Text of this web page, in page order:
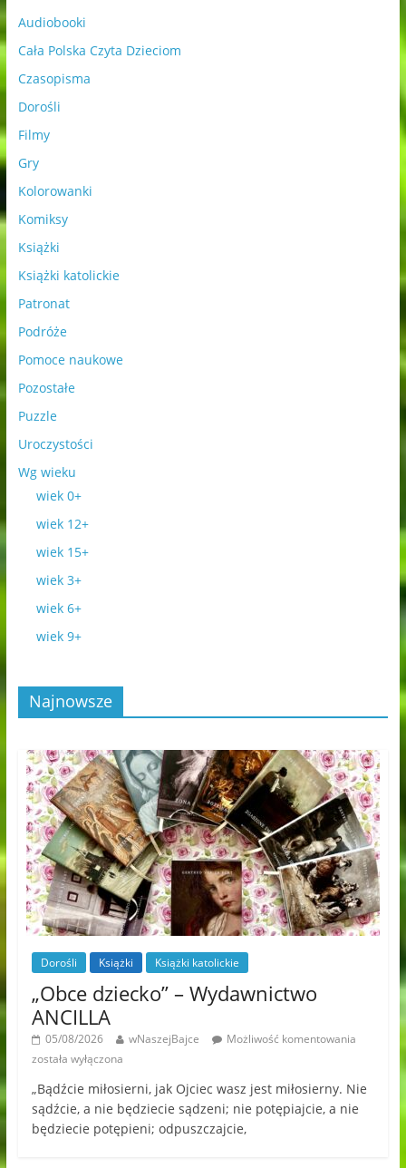
Audiobooki
Cała Polska Czyta Dzieciom
Czasopisma
Dorośli
Filmy
Gry
Kolorowanki
Komiksy
Książki
Książki katolickie
Patronat
Podróże
Pomoce naukowe
Pozostałe
Puzzle
Uroczystości
Wg wieku
wiek 0+
wiek 12+
wiek 15+
wiek 3+
wiek 6+
wiek 9+
Najnowsze
Dorośli Książki Książki katolickie
„Obce dziecko” – Wydawnictwo
ANCILLA
05/08/2026 wNaszejBajce
Możliwość komentowania
została wyłączona
„Bądźcie miłosierni, jak Ojciec wasz jest miłosierny. Nie
sądźcie, a nie będziecie sądzeni; nie potępiajcie, a nie
będziecie potępieni; odpuszczajcie,